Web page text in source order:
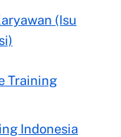
(Isu
Training
Indonesia